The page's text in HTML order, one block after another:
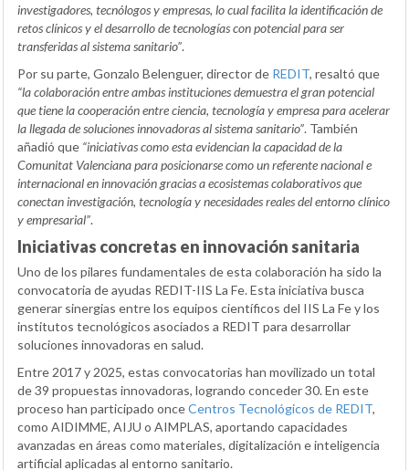
investigadores, tecnólogos y empresas, lo cual facilita la identificación de
retos clínicos y el desarrollo de tecnologías con potencial para ser
transferidas al sistema sanitario”.
Por su parte, Gonzalo Belenguer, director de REDIT, resaltó que
“la colaboración entre ambas instituciones demuestra el gran potencial
que tiene la cooperación entre ciencia, tecnología y empresa para acelerar
la llegada de soluciones innovadoras al sistema sanitario”. También
añadió que “iniciativas como esta evidencian la capacidad de la
Comunitat Valenciana para posicionarse como un referente nacional e
internacional en innovación gracias a ecosistemas colaborativos que
conectan investigación, tecnología y necesidades reales del entorno clínico
y empresarial”.
Iniciativas concretas en innovación sanitaria
Uno de los pilares fundamentales de esta colaboración ha sido la
convocatoria de ayudas REDIT-IIS La Fe. Esta iniciativa busca
generar sinergias entre los equipos científicos del IIS La Fe y los
institutos tecnológicos asociados a REDIT para desarrollar
soluciones innovadoras en salud.
Entre 2017 y 2025, estas convocatorias han movilizado un total
de 39 propuestas innovadoras, logrando conceder 30. En este
proceso han participado onceCentros Tecnológicos de REDIT,
como AIDIMME, AIJU o AIMPLAS, aportando capacidades
avanzadas en áreas como materiales, digitalización e inteligencia
artificial aplicadas al entorno sanitario.